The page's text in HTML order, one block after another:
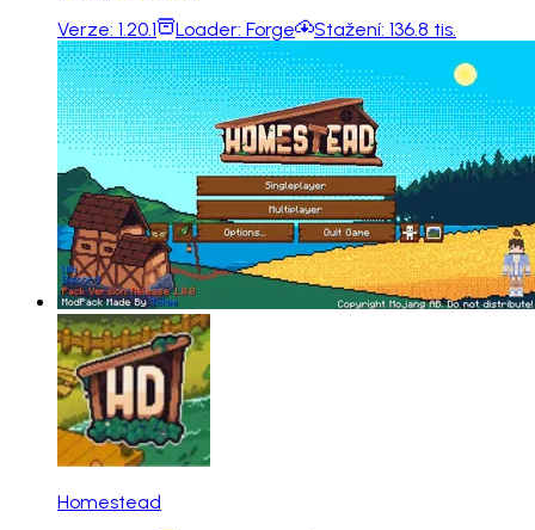
Verze: 1.20.1 Loader: Forge Stažení: 136.8 tis.
Homestead